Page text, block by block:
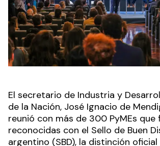
El secretario de Industria y
de la Nación, José Ignacio de
reunió con más de 300 PyMEs que
reconocidas con el Sello de Buen
argentino (SBD), la distinción